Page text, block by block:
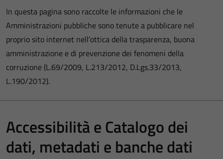
In questa pagina sono raccolte le informazioni che le
Amministrazioni pubbliche sono tenute a pubblicare nel
proprio sito internet nell’ottica della trasparenza, buona
amministrazione e di prevenzione dei fenomeni della
corruzione (L.69/2009, L.213/2012, D.Lgs.33/2013,
L.190/2012).
Accessibilità e Catalogo dei
dati, metadati e banche dati